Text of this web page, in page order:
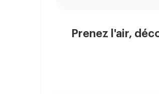
Prenez l'air,